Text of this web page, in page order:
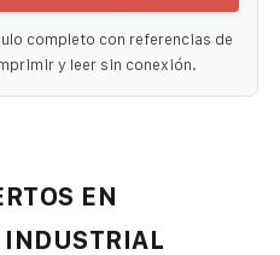
completo con referencias de
y leer sin conexión.
EN
INDUSTRIAL